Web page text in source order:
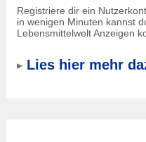
Registriere dir ein
in wenigen Minuten kannst
Lebensmittelwelt Anzeigen
Lies hier mehr